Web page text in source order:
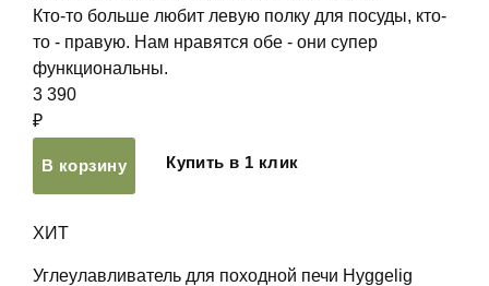
Кто-то больше любит левую полку для посуды, кто-
то - правую. Нам нравятся обе - они супер
функциональны.
3 390
₽
В корзину Купить в 1 клик
ХИТ
Углеулавливатель для походной печи Hyggelig